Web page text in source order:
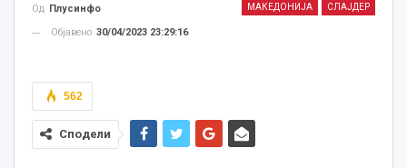
МАКЕДОНИЈА СЛАЈДЕР
Од Плусинфо
Објавено 30/04/2023 23:29:16
562
Сподели